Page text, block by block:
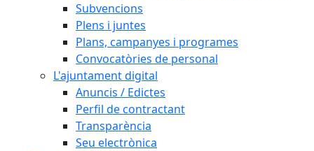
Subvencions
Plens i juntes
Plans, campanyes i programes
Convocatòries de personal
L'ajuntament digital
Anuncis / Edictes
Perfil de contractant
Transparència
Seu electrònica